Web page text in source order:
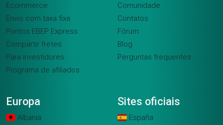
Ecommerce
Envio com taxa fixa
Pontos EBEP Express
Compartir fretes
Para investidores
Programa de afiliados
Comunidade
Contatos
Fórum
Blog
Perguntas frequentes
Europa
Albania
Sites oficiais
España